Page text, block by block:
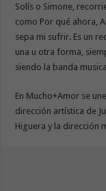
Solís o Simone,
como Por qué ahora,
sepa mi sufrir. Es un
una u otra forma,
siendo la banda
En Mucho+Amor se
dirección artística de
Higuera y la dirección